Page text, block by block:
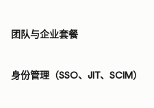
团队与企业套餐
身份管理（SSO、JIT、SCIM）